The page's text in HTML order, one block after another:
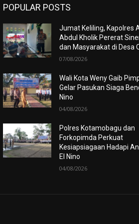
POPULAR POSTS
Jumat Keliling, Kapolres
Abdul Kholik Pererat
dan Masyarakat di Desa
07/08/2026
Wali Kota Weny Gaib
Gelar Pasukan Siaga
Nino
04/08/2026
Polres Kotamobagu dan
Forkopimda Perkuat
Kesiapsiagaan Hadapi
El Nino
04/08/2026